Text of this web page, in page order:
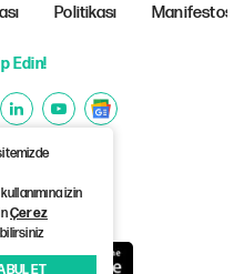
izin
Çerez
ET
Politikası
Manifestosu
Edin!
12punto